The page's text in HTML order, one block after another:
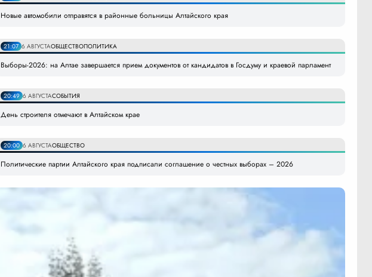
Новые автомобили отправятся в районные больницы Алтайского края
21:07 6 АВГУСТАОБЩЕСТВОПОЛИТИКА
Выборы-2026: на Алтае завершается прием документов от кандидатов в Госдуму и краевой парламент
20:49 6 АВГУСТАСОБЫТИЯ
День строителя отмечают в Алтайском крае
20:00 6 АВГУСТАОБЩЕСТВО
Политические партии Алтайского края подписали соглашение о честных выборах – 2026